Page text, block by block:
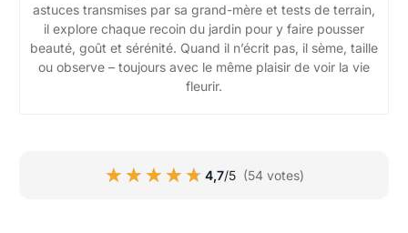
astuces transmises par sa grand-mère et tests de terrain,
il explore chaque recoin du jardin pour y faire pousser
beauté, goût et sérénité. Quand il n’écrit pas, il sème, taille
ou observe – toujours avec le même plaisir de voir la vie
fleurir.
★★★★★
★★★★★ 4,7/5 (54 votes)